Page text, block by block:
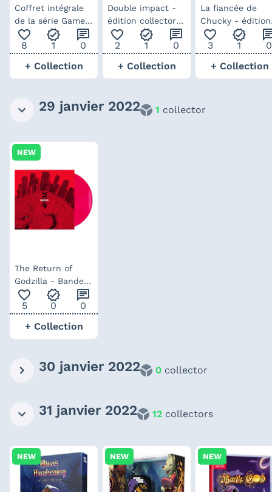
Coffret intégrale
de la série Game
of Thrones en
blu-ray 4K
favorite_outline
8
verified
1
chat
0
+ Collection
Double impact -
édition collector
VHS
favorite_outline
2
verified
1
chat
0
+ Collection
La fiancée de
Chucky - édition
collector VHS
favorite_outline
3
verified
1
0
+ Collection
29 janvier 2022 1 collector
NEW
The Return of
Godzilla - Bande
originale vinyle
coloré
favorite_outline
5
verified
0
chat
0
+ Collection
30 janvier 2022 0 collector
31 janvier 2022 12 collectors
NEW NEW NEW